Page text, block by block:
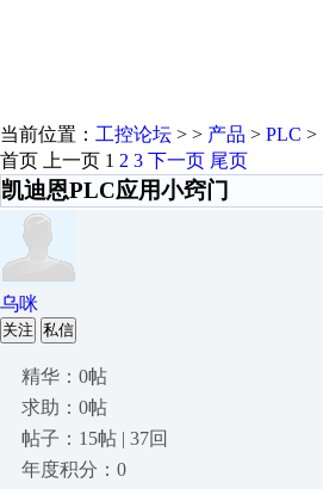
当前位置： 工控论坛 > > 产品 > PLC >
首页 上一页 1 2 3 下一页 尾页
凯迪恩PLC应用小窍门
乌咪
关注 私信
精华：0帖
求助：0帖
帖子：15帖 | 37回
年度积分：0